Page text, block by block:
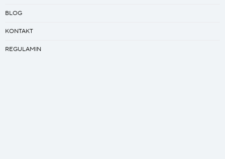
BLOG
KONTAKT
REGULAMIN